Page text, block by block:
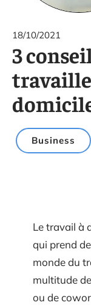
18/10/2021
3
Business
Le travail à
qui prend
monde du
multitude
ou de